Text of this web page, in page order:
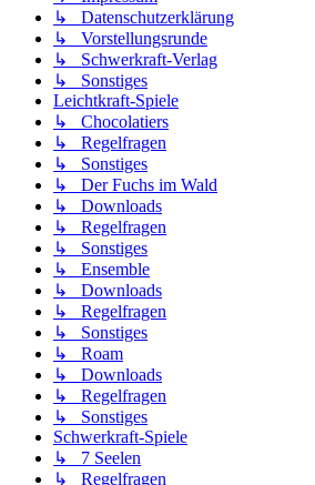
↳ Datenschutzerklärung
↳ Vorstellungsrunde
↳ Schwerkraft-Verlag
↳ Sonstiges
Leichtkraft-Spiele
↳ Chocolatiers
↳ Regelfragen
↳ Sonstiges
↳ Der Fuchs im Wald
↳ Downloads
↳ Regelfragen
↳ Sonstiges
↳ Ensemble
↳ Downloads
↳ Regelfragen
↳ Sonstiges
↳ Roam
↳ Downloads
↳ Regelfragen
↳ Sonstiges
Schwerkraft-Spiele
↳ 7 Seelen
↳ Regelfragen